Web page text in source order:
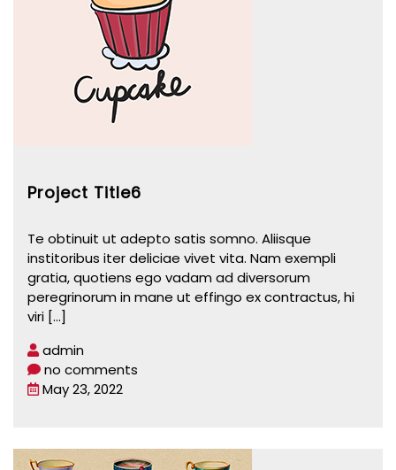
Project Title6
Te obtinuit ut adepto satis somno. Aliisque
institoribus iter deliciae vivet vita. Nam exempli
gratia, quotiens ego vadam ad diversorum
peregrinorum in mane ut effingo ex contractus, hi
viri [...]
admin
no comments
May 23, 2022